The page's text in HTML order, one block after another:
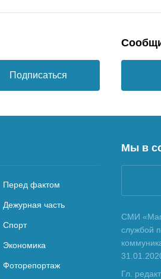
Подписаться
Перед фактом
Дежурная часть
Спорт
Экономика
Фоторепортаж
Мы в
СМИ
службой
Гл.